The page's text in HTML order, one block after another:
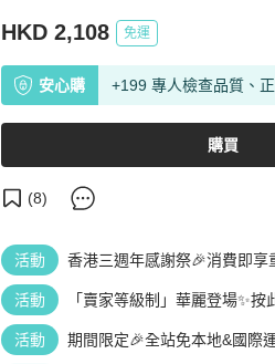
HKD 2,108 免運
安心購 +199 專人檢查品質、
購買
(8)
活動
香港三週年感謝祭🎉消費即享
活動 「賣家等級制」華麗登場✨按
活動 期間限定🎉全站免本地&國際